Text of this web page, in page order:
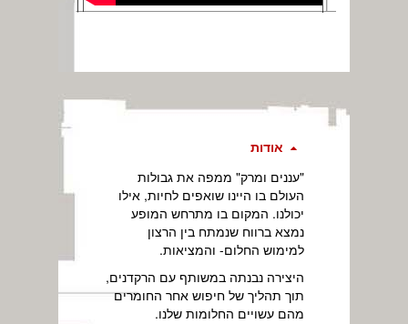
אודות
"עננים ומרק" ממפה את גבולות
העולם בו היינו שואפים לחיות, אילו
יכולנו. המקום בו מתרחש המופע
נמצא ברווח שנמתח בין הרצון
למימוש החלום- והמציאות.
היצירה נבנתה במשותף עם הרקדנים,
תוך תהליך של חיפוש אחר החומרים
מהם עשויים החלומות שלנו.